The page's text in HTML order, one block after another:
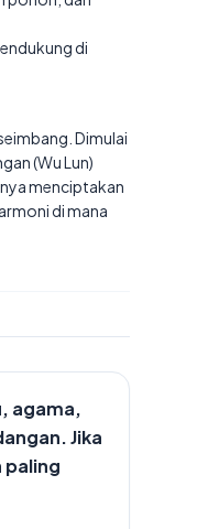
di
Dimulai
(Wu Lun)
menciptakan
di mana
agama,
Jika
paling